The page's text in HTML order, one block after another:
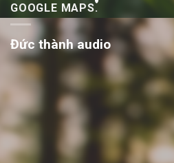
GOOGLE MAPS.
Đức thành audio